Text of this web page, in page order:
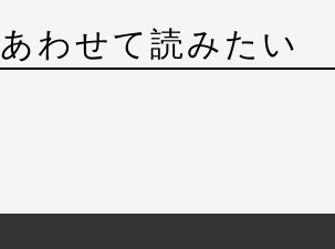
あわせて読みたい